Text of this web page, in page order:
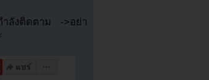
ำลังติดตาม ->อย่า